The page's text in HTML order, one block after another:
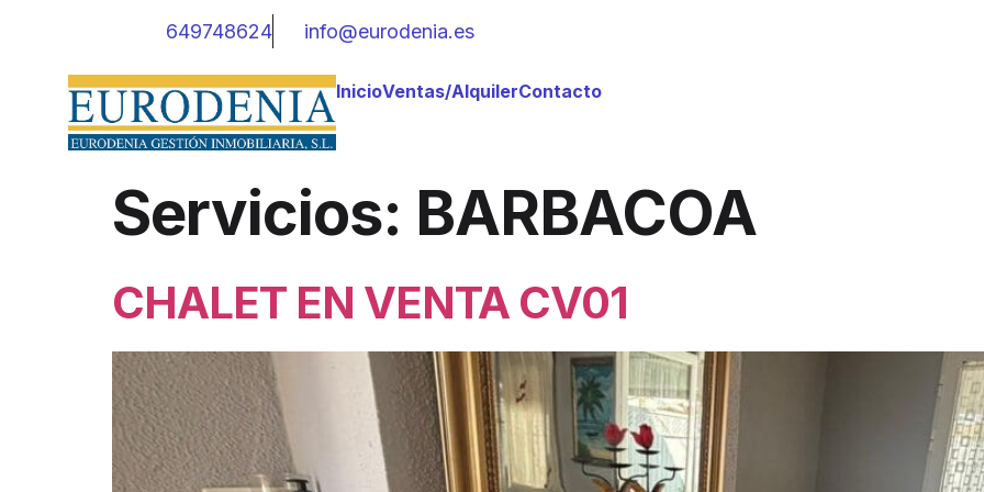
649748624 info@eurodenia.es
InicioVentas/AlquilerContacto
Servicios: BARBACOA
CHALET EN VENTA CV01